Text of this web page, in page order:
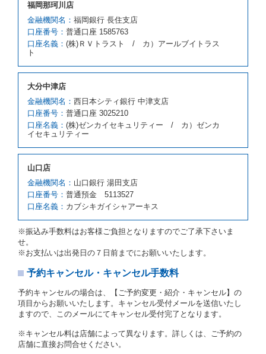
クラスを除き予約時と同一の借受条件でレンタカー提
携先の代替レンタカーを貸し渡すものとします。な
お、代替レンタカーの貸渡料金が予約された車種クラ
スの貸渡料金より高くなるときは、予約した車種クラ
スの貸渡料金によるものとし、予約された車種クラス
借受人は、第１項の代替レンタカーの貸渡しの申入れ
を拒絶し、予約を取り消すことができるものとしま
す。
前項の場合、第１項の貸渡しをすることができない原
因が、当社の責に帰する事由によるときには第４条第
４項の予約の取消しとして取り扱い、当社は受領済の
予約申込金を返還するものとします。
原因が、当社の責に帰さない事由による時には第４条
第５項の予約の取消しとして取り扱い、当社は受領済
の予約申込金を返還するものとします。
第６条（免責）
当社及び借受人は、予約が取り消され、又は貸渡契約
が締結されなかったことについて、第４条及び第５条
に定める場合を除き、相互に何らの請求をしないもの
とします。
第３章／貸 渡 し
第７条（貸渡契約の締結）
借受人は第２条第１項に定める借受条件を明示し、当
貸渡契約を締結するものとします。ただし、貸し渡す
ことができるレンタカーがない場合又は借受人若しく
福岡那珂川店
金融機関名： 福岡銀行 長住支店
口座番号： 普通口座 1585763
口座名義： (株)ＲＶトラスト / カ）アールブイトラス
ト
大分中津店
金融機関名： 西日本シティ銀行 中津支店
口座番号： 普通口座 3025210
口座名義： (株)ゼンカイセキュリティー / カ）ゼンカ
イセキュリティー
山口店
金融機関名： 山口銀行 湯田支店
口座番号： 普通預金 5113527
口座名義： カブシキガイシャアーキス
※振込み手数料はお客様ご負担となりますのでご了承下さいま
せ。
※お支払いは出発日の７日前までにお願いいたします。
予約キャンセル・キャンセル手数料
予約キャンセルの場合は、【ご予約変更・紹介・キャンセル】の
項目からお願いいたします。キャンセル受付メールを送信いたし
ますので、このメールにてキャンセル受付完了となります。
※キャンセル料は店舗によって異なります。詳しくは、ご予約の
店舗に直接お問合せください。